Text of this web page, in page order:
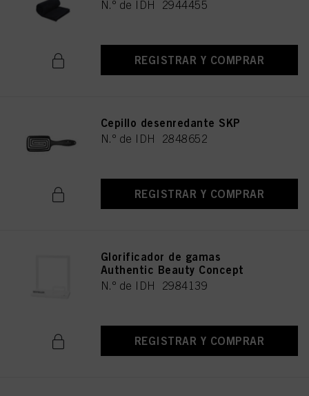
N.º de IDH 2944455
REGISTRAR Y COMPRAR
Cepillo desenredante SKP
N.º de IDH 2848652
REGISTRAR Y COMPRAR
Glorificador de gamas
Authentic Beauty Concept
N.º de IDH 2984139
REGISTRAR Y COMPRAR